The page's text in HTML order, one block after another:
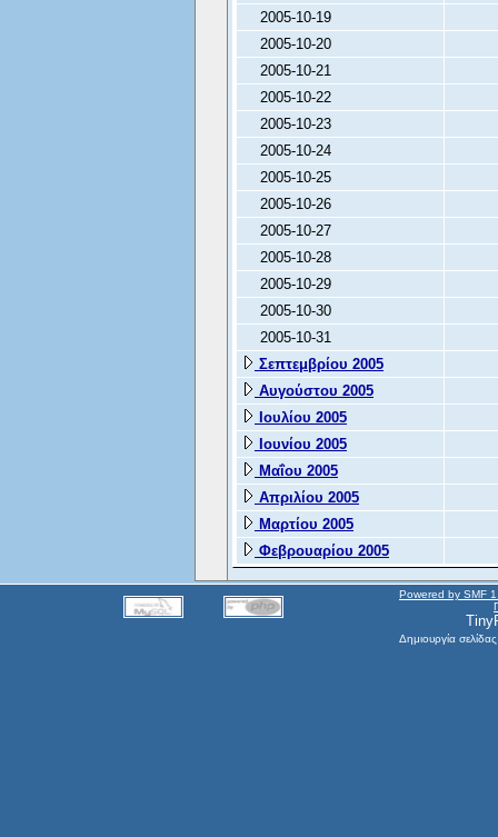
2005-10-19
2005-10-20
2005-10-21
2005-10-22
2005-10-23
2005-10-24
2005-10-25
2005-10-26
2005-10-27
2005-10-28
2005-10-29
2005-10-30
2005-10-31
Σεπτεμβρίου 2005
Αυγούστου 2005
Ιουλίου 2005
Ιουνίου 2005
Μαΐου 2005
Απριλίου 2005
Μαρτίου 2005
Φεβρουαρίου 2005
Powered by SMF
Δημιουργία